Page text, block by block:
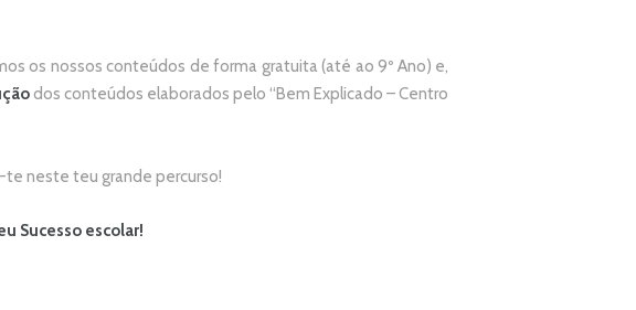
os nossos conteúdos de forma gratuita (até ao 9º Ano) e,
dos conteúdos elaborados pelo “Bem Explicado – Centro
te neste teu grande percurso!
Sucesso escolar!